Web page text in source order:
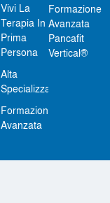
Vivi La
Terapia In
Prima
Persona
Alta
Specializzazione
Formazione
Avanzata
Formazione
Avanzata
Pancafit
Vertical®